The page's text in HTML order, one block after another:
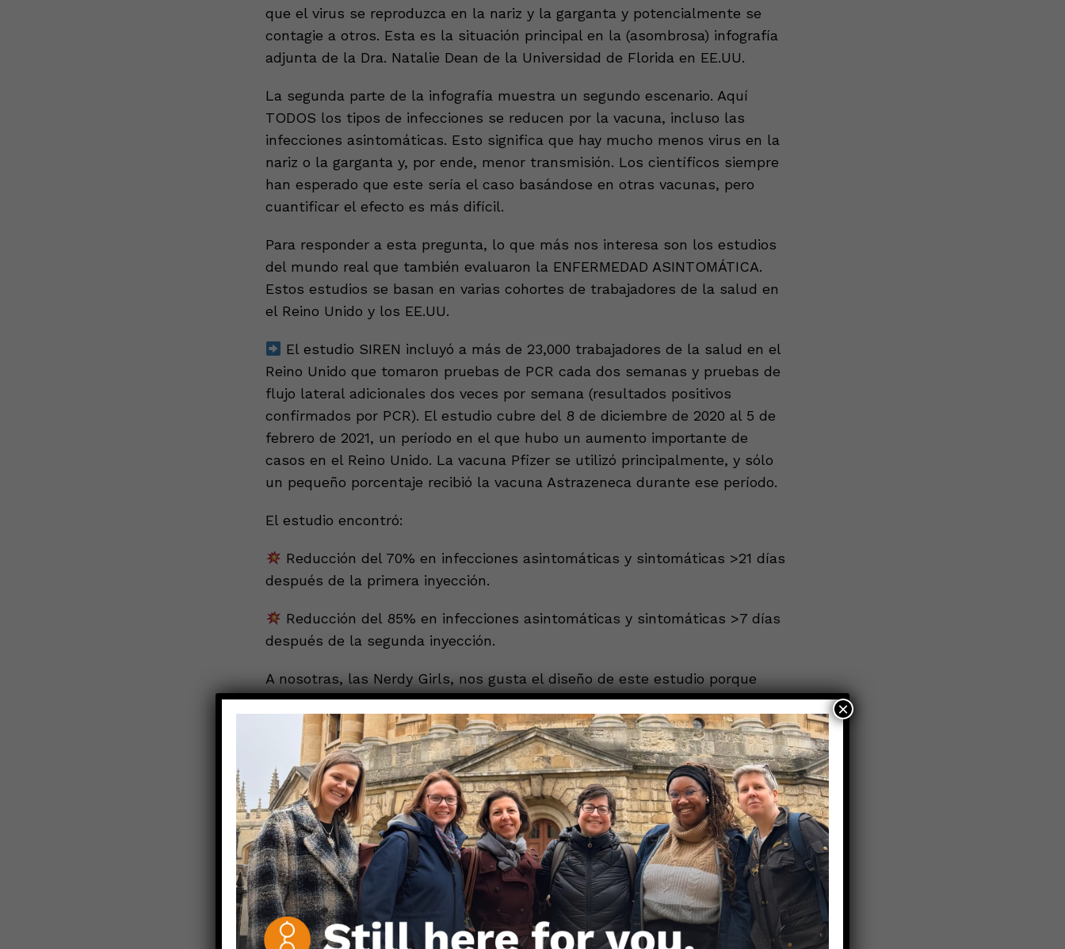
que el virus se reproduzca en la nariz y la garganta y potencialmente se
contagie a otros. Esta es la situación principal en la (asombrosa) infografía
adjunta de la Dra. Natalie Dean de la Universidad de Florida en EE.UU.
La segunda parte de la infografía muestra un segundo escenario. Aquí
TODOS los tipos de infecciones se reducen por la vacuna, incluso las
infecciones asintomáticas. Esto significa que hay mucho menos virus en la
nariz o la garganta y, por ende, menor transmisión. Los científicos siempre
han esperado que este sería el caso basándose en otras vacunas, pero
cuantificar el efecto es más difícil.
Para responder a esta pregunta, lo que más nos interesa son los estudios
del mundo real que también evaluaron la ENFERMEDAD ASINTOMÁTICA.
Estos estudios se basan en varias cohortes de trabajadores de la salud en
el Reino Unido y los EE.UU.
El estudio SIREN incluyó a más de 23,000 trabajadores de la salud en el
Reino Unido que tomaron pruebas de PCR cada dos semanas y pruebas de
flujo lateral adicionales dos veces por semana (resultados positivos
confirmados por PCR). El estudio cubre del 8 de diciembre de 2020 al 5 de
febrero de 2021, un período en el que hubo un aumento importante de
casos en el Reino Unido. La vacuna Pfizer se utilizó principalmente, y sólo
un pequeño porcentaje recibió la vacuna Astrazeneca durante ese período.
El estudio encontró:
Reducción del 70% en infecciones asintomáticas y sintomáticas >21 días
después de la primera inyección.
Reducción del 85% en infecciones asintomáticas y sintomáticas >7 días
después de la segunda inyección.
A nosotras, las Nerdy Girls, nos gusta el diseño de este estudio porque
empezó al comienzo del lanzamiento de la vacuna en el Reino Unido, y casi
todos los trabajadores de la salud inscritos eventualmente se vacunaron
durante el estudio (~90%). Esto reduce nuestra preocupación de que las
personas que optaron por vacunarse podrían ser diferentes a las que no lo
hicieron en formas que afecten su riesgo de infección, el problema que los
ensayos aleatorios están diseñados para evitar.
El estudio de los Centros para el Control y la Prevención de
Enfermedades (CDC, por sus siglas en inglés).
Un estudio similar de 4,000 trabajadores de la salud en los EE.UU. se
publicó recientemente en el Informe Semanal de Mortalidad y Morbilidad
×